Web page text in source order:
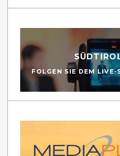
FOLGEN SIE DEM LIVE-